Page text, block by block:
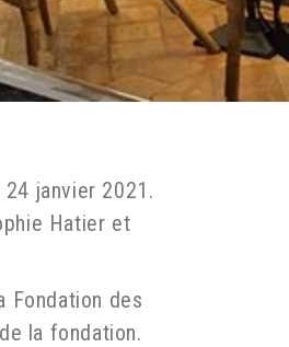
janvier 2021.
Hatier et
Fondation des
la fondation.